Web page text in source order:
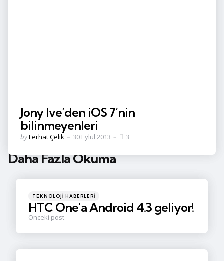
Jony Ive’den iOS 7’nin
bilinmeyenleri
Posted
byFerhat Çelik 30 Eylül 2013 3
Daha Fazla Okuma
Post
navigation
Posted
in
TEKNOLOJI HABERLERI
HTC One'a Android 4.3 geliyor!
Önceki post